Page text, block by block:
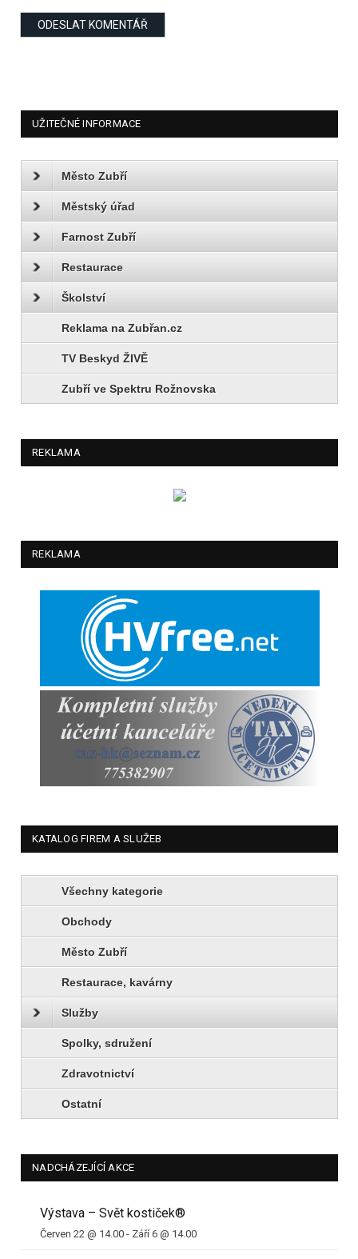
UŽITEČNÉ INFORMACE
Město Zubří
Městský úřad
Farnost Zubří
Restaurace
Školství
Reklama na Zubřan.cz
TV Beskyd ŽIVĚ
Zubří ve Spektru Rožnovska
REKLAMA
REKLAMA
KATALOG FIREM A SLUŽEB
Všechny kategorie
Obchody
Město Zubří
Restaurace, kavárny
Služby
Spolky, sdružení
Zdravotnictví
Ostatní
NADCHÁZEJÍCÍ AKCE
Výstava – Svět kostiček®
Červen 22 @ 14.00 - Září 6 @ 14.00